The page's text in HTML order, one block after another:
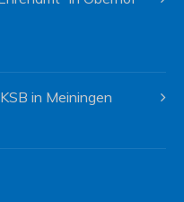
in Meiningen